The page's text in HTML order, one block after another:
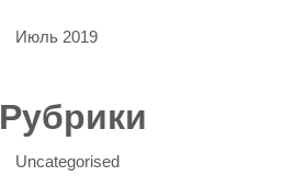
Июль 2019
Рубрики
Uncategorised